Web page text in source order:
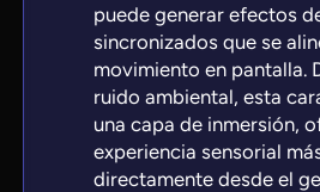
puede generar efectos
sincronizados que se
movimiento en pantalla.
ruido ambiental, esta
una capa de inmersión,
experiencia sensorial
directamente desde el